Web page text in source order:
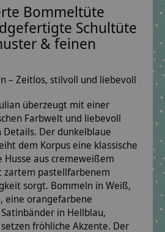
Bommeltüte
Schultüte
& feinen
– Zeitlos, stilvoll und liebevoll
überzeugt mit einer
Farbwelt und liebevoll
Der dunkelblaue
dem Korpus eine klassische
Husse aus cremeweißem
pastellfarbenem
sorgt. Bommeln in Weiß,
, eine orangefarbene
Satinbänder in Hellblau,
setzen fröhliche Akzente. Der